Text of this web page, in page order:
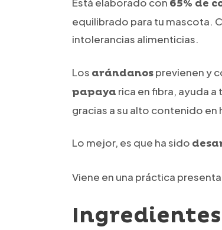
65% de
equilibrado para tu mascota.
intolerancias alimenticias.
Los arándanosprevienen y
papaya rica en fibra, ayuda
gracias a su alto contenido en
Lo mejor, es que ha sido
Viene en una práctica
Ingredientes